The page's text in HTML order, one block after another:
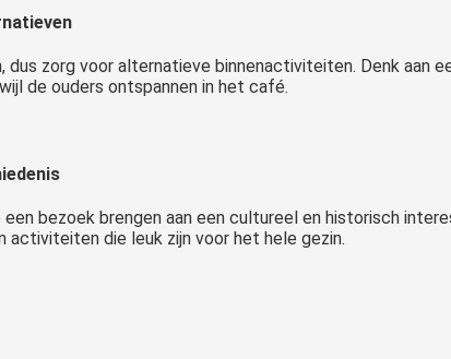
dus zorg voor alternatieve binnenactiviteiten. Denk aan
de ouders ontspannen in het café.
bezoek brengen aan een cultureel en historisch
die leuk zijn voor het hele gezin.